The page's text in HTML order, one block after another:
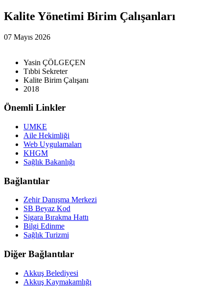
Kalite Yönetimi Birim Çalışanları
07 Mayıs 2026
Yasin ÇÖLGEÇEN
Tıbbi Sekreter
Kalite Birim Çalışanı
2018
Önemli Linkler
UMKE
Aile Hekimliği
Web Uygulamaları
KHGM
Sağlık Bakanlığı
Bağlantılar
Zehir Danışma Merkezi
SB Beyaz Kod
Sigara Bırakma Hattı
Bilgi Edinme
Sağlık Turizmi
Diğer Bağlantılar
Akkuş Belediyesi
Akkuş Kaymakamlığı